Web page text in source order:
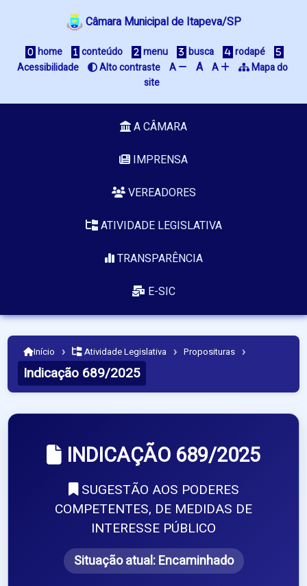
Câmara Municipal de Itapeva/SP
home conteúdo menu busca
rodapé
Acessibilidade
Alto contraste A A A
Mapa do
site
A CÂMARA
IMPRENSA
VEREADORES
ATIVIDADE LEGISLATIVA
TRANSPARÊNCIA
E-SIC
Início › Atividade Legislativa › Proposituras ›
Indicação 689/2025
INDICAÇÃO 689/2025
SUGESTÃO AOS PODERES
COMPETENTES, DE MEDIDAS DE
INTERESSE PÚBLICO
Situação atual:Encaminhado